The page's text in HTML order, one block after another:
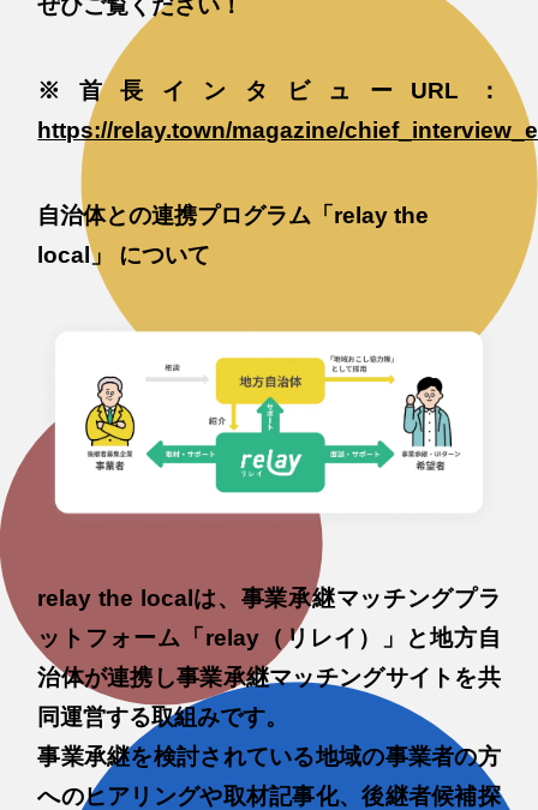
ぜひご覧ください！
※首長インタビューURL：
https://relay.town/magazine/
自治体との連携プログラム「relay the
local」 について
relay the localは、事業承継マッチングプラ
ットフォーム「relay（リレイ）」と地方自
治体が連携し事業承継マッチングサイトを共
同運営する取組みです。
事業承継を検討されている地域の事業者の方
へのヒアリングや取材記事化、後継者候補探